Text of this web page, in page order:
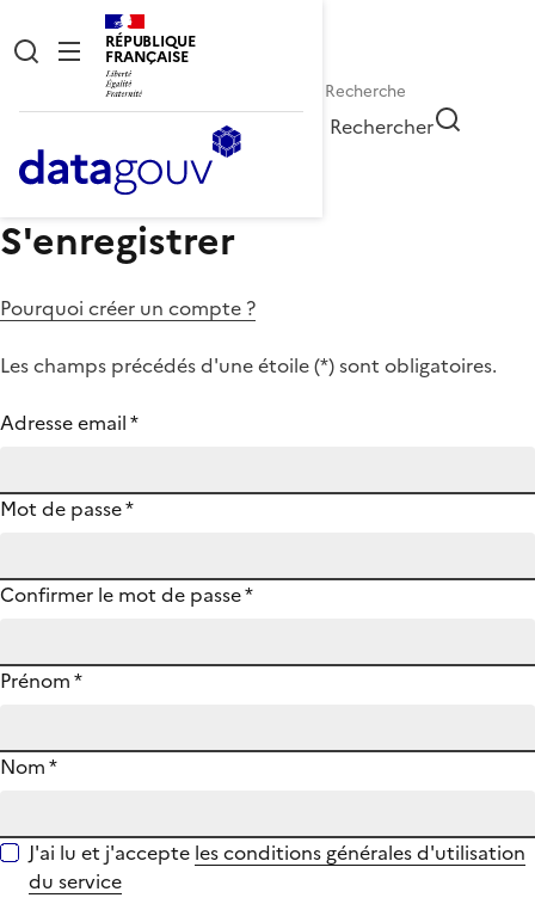
RÉPUBLIQUE
FRANÇAISE
Rechercher
S'enregistrer
Pourquoi créer un compte ?
Les champs précédés d'une étoile (*) sont obligatoires.
Adresse email*
Mot de passe*
Confirmer le mot de passe*
Prénom*
Nom*
J'ai lu et j'accepte les conditions générales d'utilisation
du service